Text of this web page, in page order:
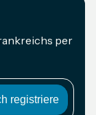
per